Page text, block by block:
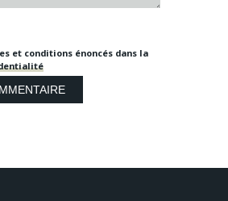
et conditions énoncés dans la